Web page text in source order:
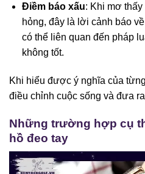
Điềm báo xấu: Khi mơ
hỏng, đây là lời cảnh báo
có thể liên quan đến pháp
không tốt.
Khi hiểu được ý nghĩa của
điều chỉnh cuộc sống và đưa
Những trường hợp cụ
hồ đeo tay